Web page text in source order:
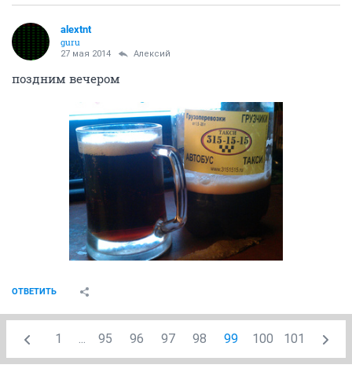
alextnt
guru
27 мая 2014 Алексий
поздним вечером
ОТВЕТИТЬ
1 ... 95 96 97 98 99 100 101